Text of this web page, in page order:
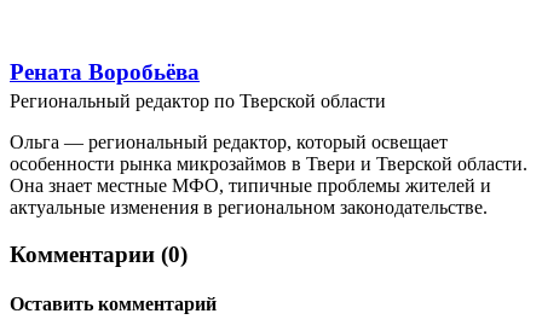
Рената Воробьёва
Региональный редактор по Тверской области
Ольга — региональный редактор, который освещает
особенности рынка микрозаймов в Твери и Тверской области.
Она знает местные МФО, типичные проблемы жителей и
актуальные изменения в региональном законодательстве.
Комментарии (0)
Оставить комментарий